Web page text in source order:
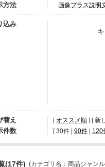
方法 画像プラス説明
込み
替え [ オススメ順 ] [ 新
件数 [ 30件 | 90件 | 120
(17件) (カテゴリ名：商品ジャン